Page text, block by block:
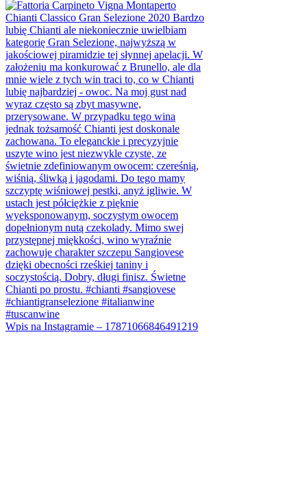
Wpis na Instagramie – 17871066846491219